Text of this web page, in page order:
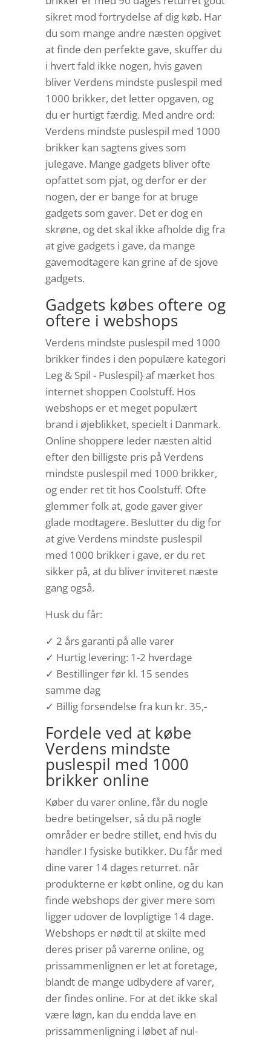
sikret mod fortrydelse af dig køb. Har
du som mange andre næsten opgivet
at finde den perfekte gave, skuffer du
i hvert fald ikke nogen, hvis gaven
bliver Verdens mindste puslespil med
1000 brikker, det letter opgaven, og
du er hurtigt færdig. Med andre ord:
Verdens mindste puslespil med 1000
brikker kan sagtens gives som
julegave. Mange gadgets bliver ofte
opfattet som pjat, og derfor er der
nogen, der er bange for at bruge
gadgets som gaver. Det er dog en
skrøne, og det skal ikke afholde dig fra
at give gadgets i gave, da mange
gavemodtagere kan grine af de sjove
gadgets.
Gadgets købes oftere og
oftere i webshops
Verdens mindste puslespil med 1000
brikker findes i den populære kategori
Leg & Spil - Puslespil} af mærket hos
internet shoppen Coolstuff. Hos
webshops er et meget populært
brand i øjeblikket, specielt i Danmark.
Online shoppere leder næsten altid
efter den billigste pris på Verdens
mindste puslespil med 1000 brikker,
og ender ret tit hos Coolstuff. Ofte
glemmer folk at, gode gaver giver
glade modtagere. Beslutter du dig for
at give Verdens mindste puslespil
med 1000 brikker i gave, er du ret
sikker på, at du bliver inviteret næste
gang også.
Husk du får:
✓ 2 års garanti på alle varer
✓ Hurtig levering: 1-2 hverdage
✓ Bestillinger før kl. 15 sendes
samme dag
✓ Billig forsendelse fra kun kr. 35,-
Fordele ved at købe
Verdens mindste
puslespil med 1000
brikker online
Køber du varer online, får du nogle
bedre betingelser, så du på nogle
områder er bedre stillet, end hvis du
handler I fysiske butikker. Du får med
dine varer 14 dages returret. når
produkterne er købt online, og du kan
finde webshops der giver mere som
ligger udover de lovpligtige 14 dage.
Webshops er nødt til at skilte med
deres priser på varerne online, og
prissammenlignen er let at foretage,
blandt de mange udbydere af varer,
der findes online. For at det ikke skal
være løgn, kan du endda lave en
prissammenligning i løbet af nul-